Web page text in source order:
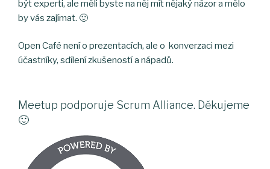
být experti, ale měli byste na něj mít nějaký názor a mělo
by vás zajímat. 🙂
Open Café není o prezentacích, ale o konverzaci mezi
účastníky, sdílení zkušeností a nápadů.
Meetup podporuje Scrum Alliance. Děkujeme
🙂